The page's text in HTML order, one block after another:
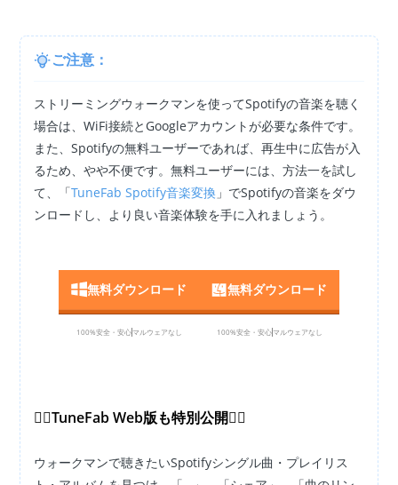
ご注意：
ストリーミングウォークマンを使ってSpotifyの音楽を聴く
場合は、WiFi接続とGoogleアカウントが必要な条件です。
また、Spotifyの無料ユーザーであれば、再生中に広告が入
るため、やや不便です。無料ユーザーには、方法一を試し
て、「TuneFab Spotify音楽変換 」でSpotifyの音楽をダウ
ンロードし、より良い音楽体験を手に入れましょう。
無料ダウンロード
100%安全・安心マルウェアなし
無料ダウンロード
100%安全・安心マルウェアなし
👇🏻TuneFab Web版も特別公開👇🏻
ウォークマンで聴きたいSpotifyシングル曲・プレイリス